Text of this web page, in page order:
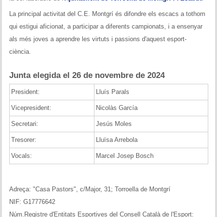
Torneig de Nadal
Torneig Social
Historial del torneig social
Torneig Llampec
Historial del torneig llampec
Escacs Actius
Història del club
La principal activitat del C.E. Montgrí és difondre els escacs a tothom
qui estigui aficionat, a participar a diferents campionats, i a ensenyar
als més joves a aprendre les virtuts i passions d'aquest esport-
ciència.
Junta elegida el 26 de novembre de 2024
President: Lluís Parals
Vicepresident: Nicolàs García
Secretari: Jesús Moles
Tresorer: Lluïsa Arrebola
Vocals: Marcel Josep Bosch
Adreça: "Casa Pastors", c/Major, 31; Torroella de Montgrí
NIF: G17776642
Núm.Registre d'Entitats Esportives del Consell Català de l'Esport: